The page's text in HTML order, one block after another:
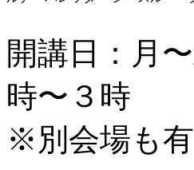
開講日：月
時〜３時
※別会場も